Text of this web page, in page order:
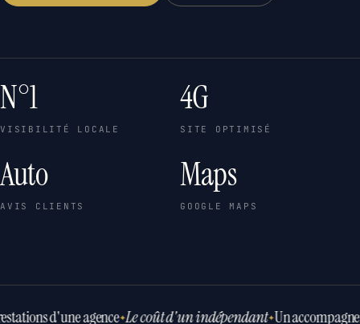
N°1
VISIBILITÉ LOCALE
4G
SITE OPTIMISÉ
Auto
AVIS CLIENTS
Maps
GOOGLE MAPS
d'une agence✦Le coût d'un indépendant✦Un